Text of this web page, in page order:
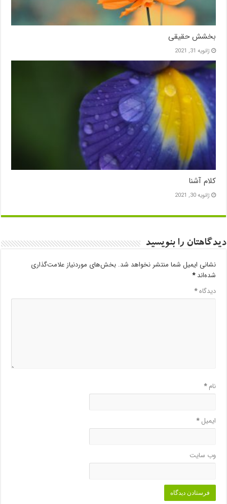
بخشش حقیقی
ژانویه 31, 2021
کلام آشنا
ژانویه 30, 2021
دیدگاهتان را بنویسید
نشانی ایمیل شما منتشر نخواهد شد. بخش‌های موردنیاز علامت‌گذاری
شده‌اند*
دیدگاه*
نام*
ایمیل*
وب‌ سایت